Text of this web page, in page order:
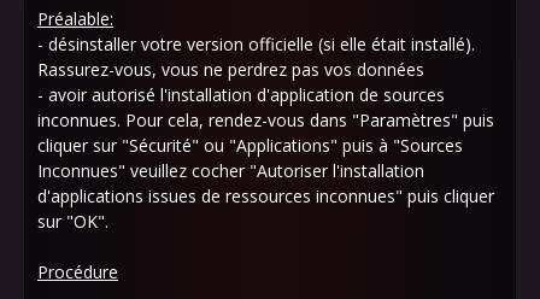
Préalable:
- désinstaller votre version officielle (si elle était installé).
Rassurez-vous, vous ne perdrez pas vos données
- avoir autorisé l'installation d'application de sources
inconnues. Pour cela, rendez-vous dans "Paramètres" puis
cliquer sur "Sécurité" ou "Applications" puis à "Sources
Inconnues" veuillez cocher "Autoriser l'installation
d'applications issues de ressources inconnues" puis cliquer
sur "OK".
Procédure